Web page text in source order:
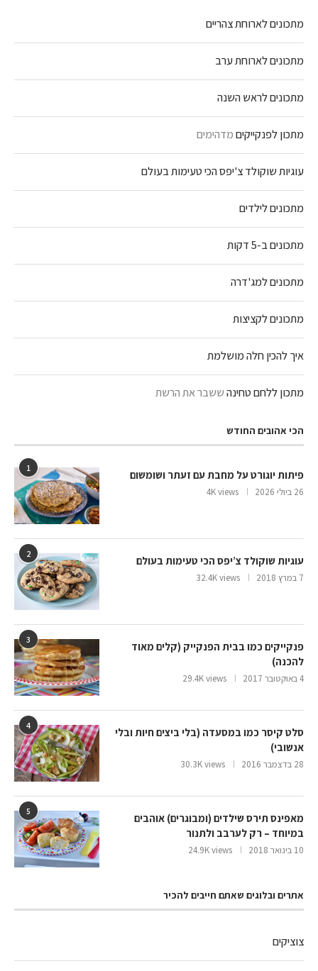
מתכונים לארוחת צהריים
מתכונים לארוחת ערב
מתכונים לראש השנה
מתכון לפנקייקיםמדהימים
עוגיות שוקולד צ'יפס הכי טעימות בעולם
מתכונים לילדים
מתכונים ב-5 דקות
מתכונים למג'דרה
מתכונים לקציצות
איך להכין חלה מושלמת
מתכון ללחם טחינהששבר את הרשת
הכי אהובים החודש
1
פיתות יוגורט על מחבת עם זעתר ושומשום
26 ביולי 2026 4K views
2
עוגיות שוקולד צ’יפס הכי טעימות בעולם
7 במרץ 2018 32.4K views
3
פנקייקים כמו בבית הפנקייק (קלים מאוד
להכנה)
4 באוקטובר 2017 29.4K views
4
סלט קיסר כמו במסעדה (בלי ביצים חיות ובלי
אנשובי)
28 בדצמבר 2016 30.3K views
5
מאפינס תירס שילדים (ומבוגרים) אוהבים
במיוחד – רק לערבב ולתנור
10 בינואר 2018 24.9K views
אתרים ובלוגים שאתם חייבים להכיר
צוציקים